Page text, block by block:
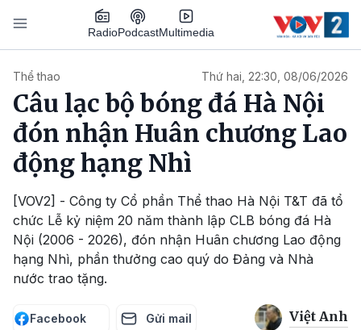
Nhảy đến nội dung
RadioPodcastMultimedia
Thể thao Thứ hai, 22:30, 08/06/2026
Câu lạc bộ bóng đá Hà Nội
đón nhận Huân chương Lao
động hạng Nhì
[VOV2] - Công ty Cổ phần Thể thao Hà Nội T&T đã tổ
chức Lễ kỷ niệm 20 năm thành lập CLB bóng đá Hà
Nội (2006 - 2026), đón nhận Huân chương Lao động
hạng Nhì, phần thưởng cao quý do Đảng và Nhà
nước trao tặng.
Facebook Gửi mail Việt Anh